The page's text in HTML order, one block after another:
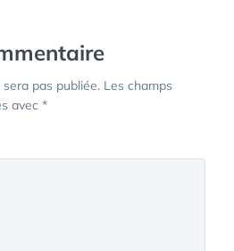
pas publiée. Les champs
avec *